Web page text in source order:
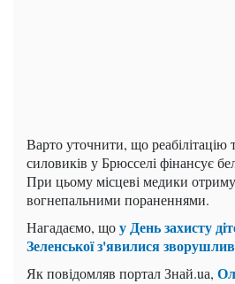
Варто уточнити, що реабілітацію
силовиків у Брюсселі фінансує
При цьому місцеві медики
вогнепальними пораненнями.
Нагадаємо, щоу День захисту
Зеленської з'явилися
Як повідомляв портал Знай.uа,